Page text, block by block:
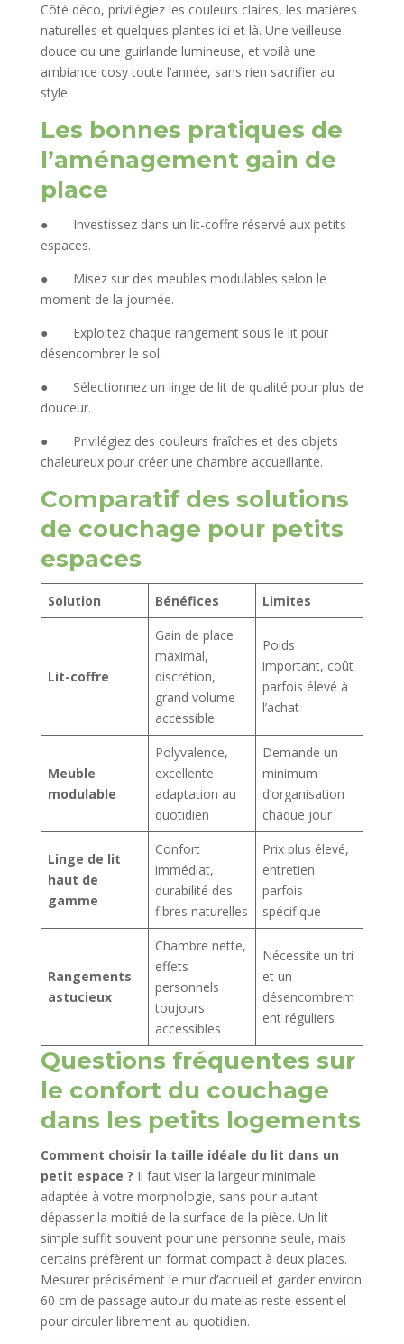
Côté déco, privilégiez les couleurs claires, les matières
naturelles et quelques plantes ici et là. Une veilleuse
douce ou une guirlande lumineuse, et voilà une
ambiance cosy toute l’année, sans rien sacrifier au
style.
Les bonnes pratiques de
l’aménagement gain de
place
● Investissez dans un lit-coffre réservé aux petits
espaces.
● Misez sur des meubles modulables selon le
moment de la journée.
● Exploitez chaque rangement sous le lit pour
désencombrer le sol.
● Sélectionnez un linge de lit de qualité pour plus de
douceur.
● Privilégiez des couleurs fraîches et des objets
chaleureux pour créer une chambre accueillante.
Comparatif des solutions
de couchage pour petits
espaces
Solution Bénéfices Limites
Lit-coffre
Gain de place
maximal,
discrétion,
grand volume
accessible
Poids
important, coût
parfois élevé à
l’achat
Meuble
modulable
Polyvalence,
excellente
adaptation au
quotidien
Demande un
minimum
d’organisation
chaque jour
Linge de lit
haut de
gamme
Confort
immédiat,
durabilité des
fibres naturelles
Prix plus élevé,
entretien
parfois
spécifique
Rangements
astucieux
Chambre nette,
effets
personnels
toujours
accessibles
Nécessite un tri
et un
désencombrem
ent réguliers
Questions fréquentes sur
le confort du couchage
dans les petits logements
Comment choisir la taille idéale du lit dans un
petit espace ? Il faut viser la largeur minimale
adaptée à votre morphologie, sans pour autant
dépasser la moitié de la surface de la pièce. Un lit
simple suffit souvent pour une personne seule, mais
certains préfèrent un format compact à deux places.
Mesurer précisément le mur d’accueil et garder environ
60 cm de passage autour du matelas reste essentiel
pour circuler librement au quotidien.